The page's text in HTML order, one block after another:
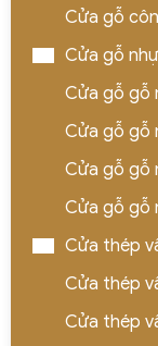
Cửa gỗ
Cửa gỗ
Cửa gỗ gỗ
Cửa gỗ gỗ
Cửa gỗ gỗ
Cửa gỗ gỗ
Cửa thép
Cửa thép
Cửa thép